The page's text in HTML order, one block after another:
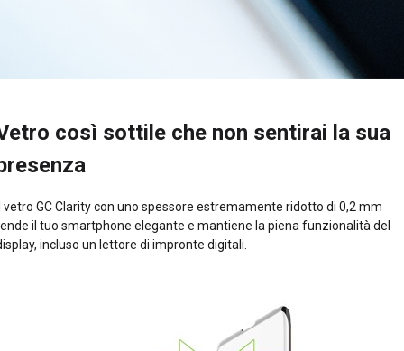
così sottile che non sentirai la sua
vetro GC Clarity con uno spessore estremamente ridotto di 0,2 mm
il tuo smartphone elegante e mantiene la piena funzionalità del
incluso un lettore di impronte digitali.